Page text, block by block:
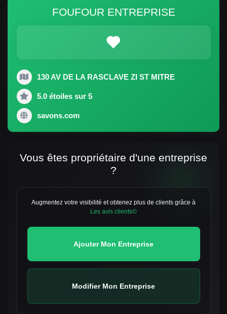
FOUFOUR ENTREPRISE
130 AV DE LA RASCLAVE ZI ST MITRE
5.0 étoiles sur 5
savons.com
Vous êtes propriétaire d'une entreprise
?
Augmentez votre visibilité et obtenez plus de clients grâce à
Les avis clients©
Ajouter Mon Entreprise
Modifier Mon Entreprise